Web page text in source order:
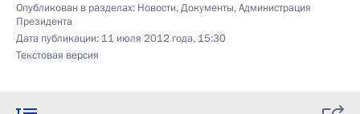
Опубликован в разделах: Новости,Документы,Администрация
Президента
Дата публикации: 11 июля 2012 года, 15:30
Текстовая версия